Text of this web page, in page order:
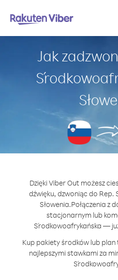
Jak
Dzięki Viber Out możesz
dźwięku, dzwoniąc do Rep.
Słowenia.Połączenia z
stacjonarnym lub
Środkowoafrykańska —
Kup pakiety środków lub
najlepszymi stawkami za